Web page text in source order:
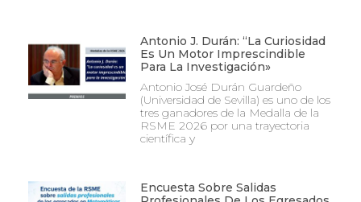
Antonio J. Durán: “La Curiosidad
Es Un Motor Imprescindible
Para La Investigación»
Antonio José Durán Guardeño
(Universidad de Sevilla) es uno de los
tres ganadores de la Medalla de la
RSME 2026 por una trayectoria
científica y
Encuesta Sobre Salidas